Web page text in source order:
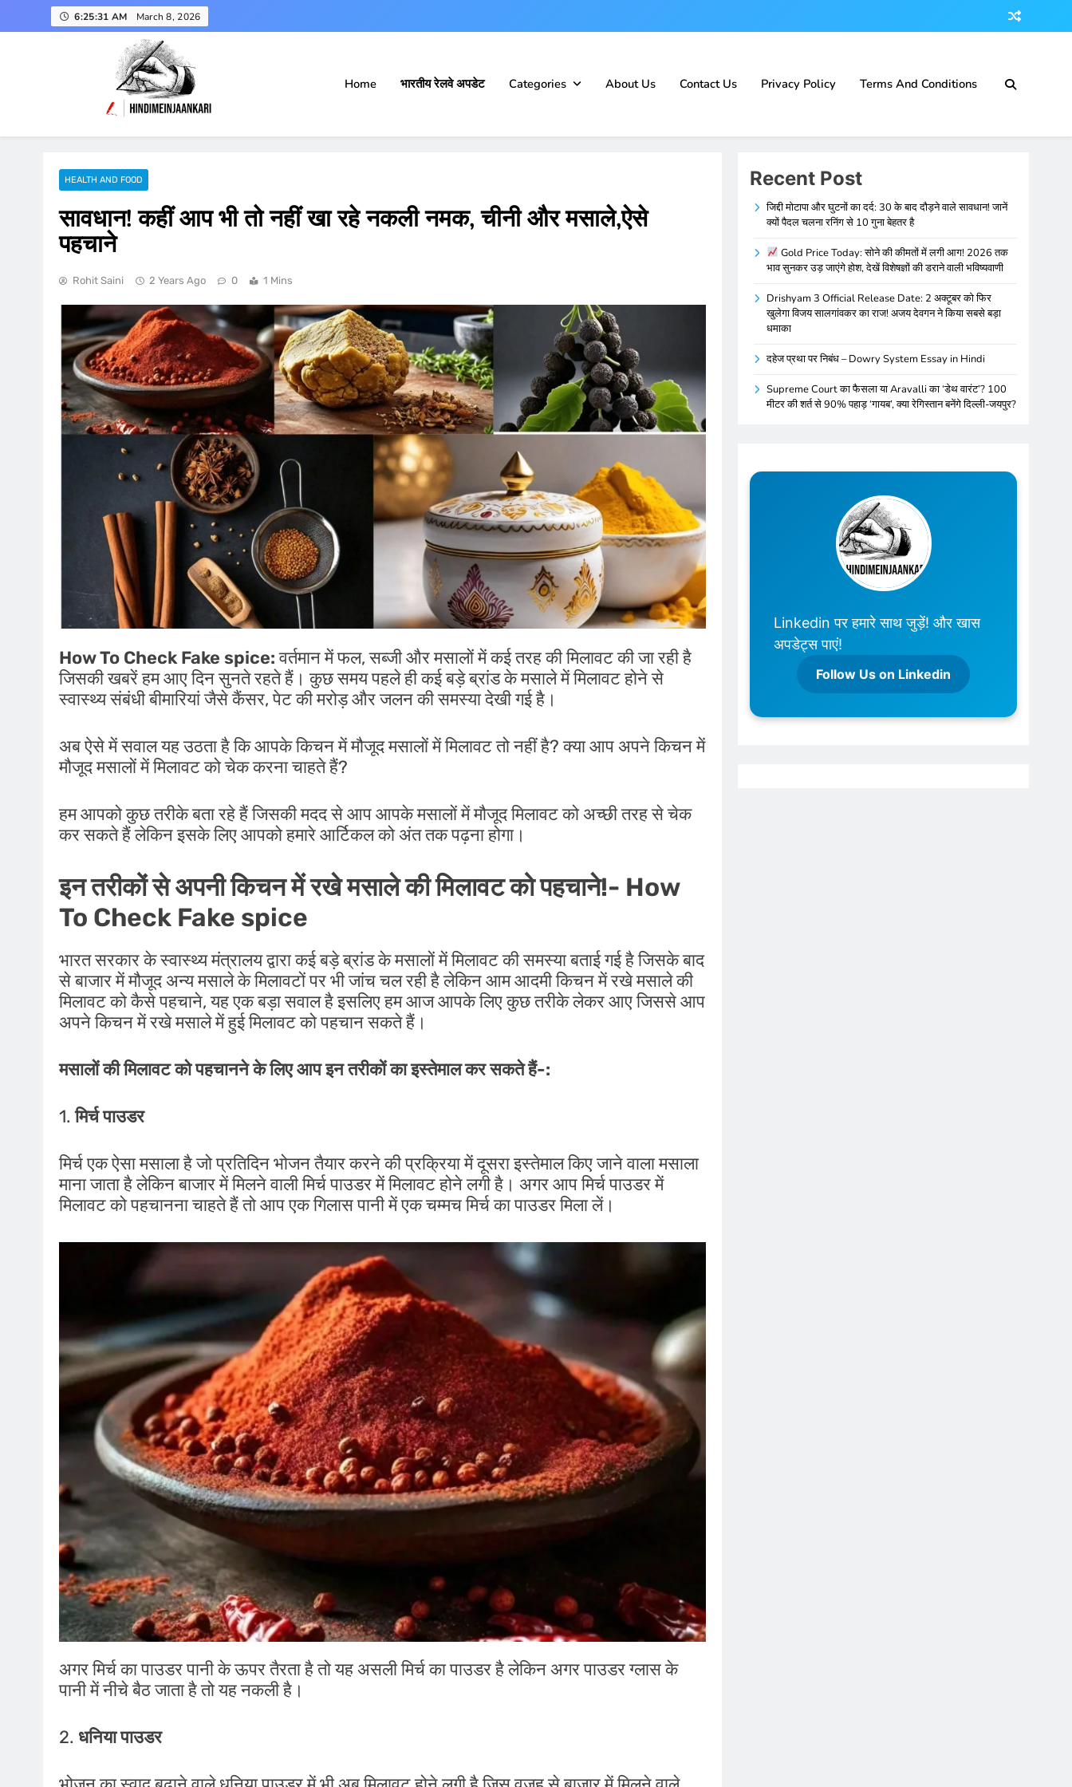
to
6:25:32 AM March 8, 2026
Home भारतीय रेलवे अपडेट Categories About Us Contact Us Privacy Policy Terms And Conditions
HEALTH AND FOOD
सावधान! कहीं आप भी तो नहीं खा रहे नकली नमक, चीनी और मसाले,ऐसे
पहचाने
Rohit Saini 2 Years Ago 0 1 Mins
How To Check Fake spice:वर्तमान में फल, सब्जी और मसालों में कई तरह की मिलावट की जा रही है
जिसकी खबरें हम आए दिन सुनते रहते हैं। कुछ समय पहले ही कई बड़े ब्रांड के मसाले में मिलावट होने से
स्वास्थ्य संबंधी बीमारियां जैसे कैंसर, पेट की मरोड़ और जलन की समस्या देखी गई है।
अब ऐसे में सवाल यह उठता है कि आपके किचन में मौजूद मसालों में मिलावट तो नहीं है? क्या आप अपने किचन में
मौजूद मसालों में मिलावट को चेक करना चाहते हैं?
हम आपको कुछ तरीके बता रहे हैं जिसकी मदद से आप आपके मसालों में मौजूद मिलावट को अच्छी तरह से चेक
कर सकते हैं लेकिन इसके लिए आपको हमारे आर्टिकल को अंत तक पढ़ना होगा।
इन तरीकों से अपनी किचन में रखे मसाले की मिलावट को पहचाने!- How
To Check Fake spice
भारत सरकार के स्वास्थ्य मंत्रालय द्वारा कई बड़े ब्रांड के मसालों में मिलावट की समस्या बताई गई है जिसके बाद
से बाजार में मौजूद अन्य मसाले के मिलावटों पर भी जांच चल रही है लेकिन आम आदमी किचन में रखे मसाले की
मिलावट को कैसे पहचाने, यह एक बड़ा सवाल है इसलिए हम आज आपके लिए कुछ तरीके लेकर आए जिससे आप
अपने किचन में रखे मसाले में हुई मिलावट को पहचान सकते हैं।
मसालों की मिलावट को पहचानने के लिए आप इन तरीकों का इस्तेमाल कर सकते हैं-:
1.मिर्च पाउडर
मिर्च एक ऐसा मसाला है जो प्रतिदिन भोजन तैयार करने की प्रक्रिया में दूसरा इस्तेमाल किए जाने वाला मसाला
माना जाता है लेकिन बाजार में मिलने वाली मिर्च पाउडर में मिलावट होने लगी है। अगर आप मिर्च पाउडर में
मिलावट को पहचानना चाहते हैं तो आप एक गिलास पानी में एक चम्मच मिर्च का पाउडर मिला लें।
अगर मिर्च का पाउडर पानी के ऊपर तैरता है तो यह असली मिर्च का पाउडर है लेकिन अगर पाउडर ग्लास के
पानी में नीचे बैठ जाता है तो यह नकली है।
2. धनिया पाउडर
Recent Post
जिद्दी मोटापा और घुटनों का दर्द: 30 के बाद दौड़ने वाले सावधान! जानें
क्यों पैदल चलना रनिंग से 10 गुना बेहतर है
Gold Price Today: सोने की कीमतों में लगी आग! 2026 तक
भाव सुनकर उड़ जाएंगे होश, देखें विशेषज्ञों की डराने वाली भविष्यवाणी
Drishyam 3 Official Release Date: 2 अक्टूबर को फिर
खुलेगा विजय सालगांवकर का राज! अजय देवगन ने किया सबसे बड़ा
धमाका
दहेज प्रथा पर निबंध – Dowry System Essay in Hindi
Supreme Court का फैसला या Aravalli का ‘डेथ वारंट’? 100
मीटर की शर्त से 90% पहाड़ ‘गायब’, क्या रेगिस्तान बनेंगे दिल्ली-जयपुर?
Linkedin पर हमारे साथ जुड़ें! और खास
अपडेट्स पाएं!
Follow Us on Linkedin